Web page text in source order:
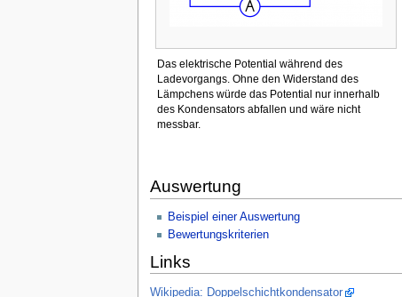
Das elektrische Potential während des
Ladevorgangs. Ohne den Widerstand des
Lämpchens würde das Potential nur innerhalb
des Kondensators abfallen und wäre nicht
messbar.
Auswertung
Beispiel einer Auswertung
Bewertungskriterien
Links
Wikipedia: Doppelschichtkondensator